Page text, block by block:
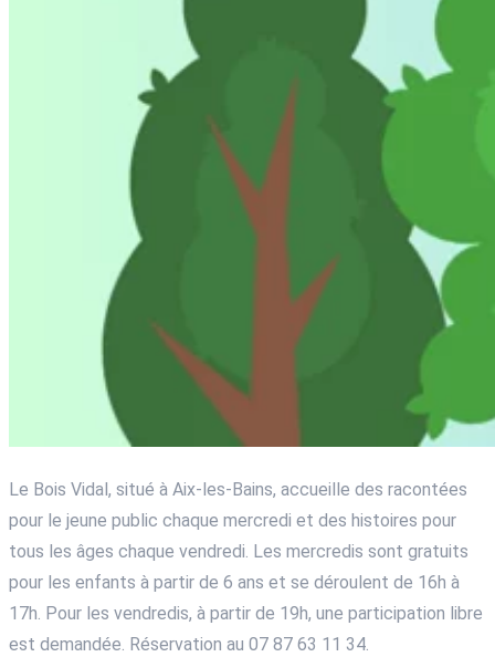
Le Bois Vidal, situé à Aix-les-Bains, accueille des racontées
pour le jeune public chaque mercredi et des histoires pour
tous les âges chaque vendredi. Les mercredis sont gratuits
pour les enfants à partir de 6 ans et se déroulent de 16h à
17h. Pour les vendredis, à partir de 19h, une participation libre
est demandée. Réservation au 07 87 63 11 34.